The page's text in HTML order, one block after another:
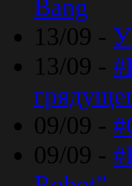
Bang
13/09 -
13/09 -
09/09 -
09/09 -